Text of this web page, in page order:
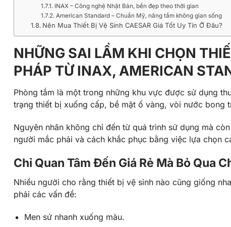
INAX – Công nghệ Nhật Bản, bền đẹp theo thời gian
American Standard – Chuẩn Mỹ, nâng tầm không gian sống
Nên Mua Thiết Bị Vệ Sinh CAESAR Giá Tốt Uy Tín Ở Đâu?
NHỮNG SAI LẦM KHI CHỌN
PHÁP TỪ INAX, AMERICAN
Phòng tắm là một trong những khu vực được sử dụng
trạng thiết bị xuống cấp, bề mặt ố vàng, vòi nước bong
Nguyên nhân không chỉ đến từ quá trình sử dụng mà
người mắc phải và cách khắc phục bằng việc lựa chọn
Chỉ Quan Tâm Đến Giá Rẻ Mà Bỏ Qua
Nhiều người cho rằng thiết bị vệ sinh nào cũng giống
phải các vấn đề:
Men sứ nhanh xuống màu.